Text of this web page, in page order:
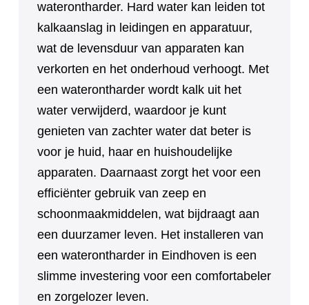
waterontharder. Hard water kan leiden tot
kalkaanslag in leidingen en apparatuur,
wat de levensduur van apparaten kan
verkorten en het onderhoud verhoogt. Met
een waterontharder wordt kalk uit het
water verwijderd, waardoor je kunt
genieten van zachter water dat beter is
voor je huid, haar en huishoudelijke
apparaten. Daarnaast zorgt het voor een
efficiënter gebruik van zeep en
schoonmaakmiddelen, wat bijdraagt aan
een duurzamer leven. Het installeren van
een waterontharder in Eindhoven is een
slimme investering voor een comfortabeler
en zorgelozer leven.